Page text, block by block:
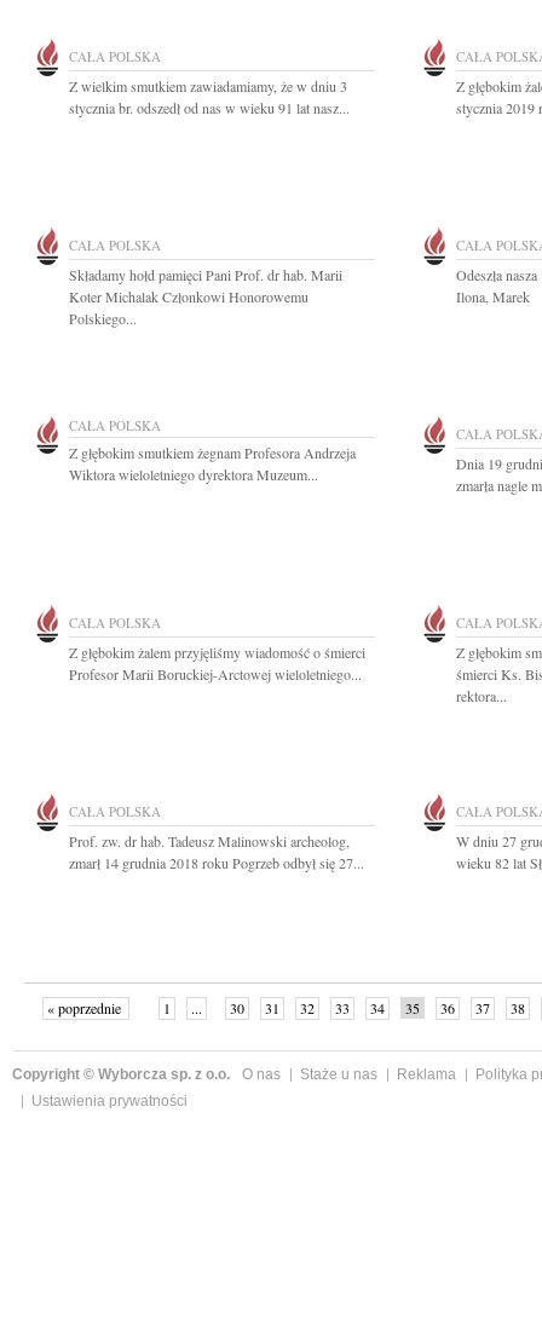
CAŁA POLSKA
Z wielkim smutkiem zawiadamiamy, że w dniu 3
stycznia br. odszedł od nas w wieku 91 lat nasz...
CAŁA
Z głębokim
stycznia 2019
CAŁA POLSKA
Składamy hołd pamięci Pani Prof. dr hab. Marii
Koter Michalak Członkowi Honorowemu
Polskiego...
CAŁA
Odeszła
Ilona, Marek
CAŁA POLSKA
Z głębokim smutkiem żegnam Profesora Andrzeja
Wiktora wieloletniego dyrektora Muzeum...
CAŁA
Dnia 19
zmarła nagle
CAŁA POLSKA
Z głębokim żalem przyjęliśmy wiadomość o śmierci
Profesor Marii Boruckiej-Arctowej wieloletniego...
CAŁA
Z głębokim
śmierci Ks.
rektora...
CAŁA POLSKA
Prof. zw. dr hab. Tadeusz Malinowski archeolog,
zmarł 14 grudnia 2018 roku Pogrzeb odbył się 27...
CAŁA
W dniu 27
wieku 82 lat
« poprzednie 1 ... 30 31 32 33 34 35 36 37
38
Copyright © Wyborcza sp. z o.o. O nas Staże u nas Reklama
Polityka
Ustawienia prywatności